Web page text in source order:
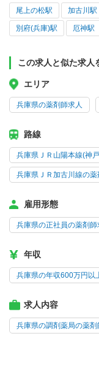
尾上の松駅 加古川駅
別府(兵庫)駅 厄神駅
この求人と似た求人
エリア
兵庫県の薬剤師求人
路線
兵庫県ＪＲ山陽本線(神
兵庫県ＪＲ加古川線の薬
雇用形態
兵庫県の正社員の薬剤師
年収
兵庫県の年収600万円以
求人内容
兵庫県の調剤薬局の薬剤